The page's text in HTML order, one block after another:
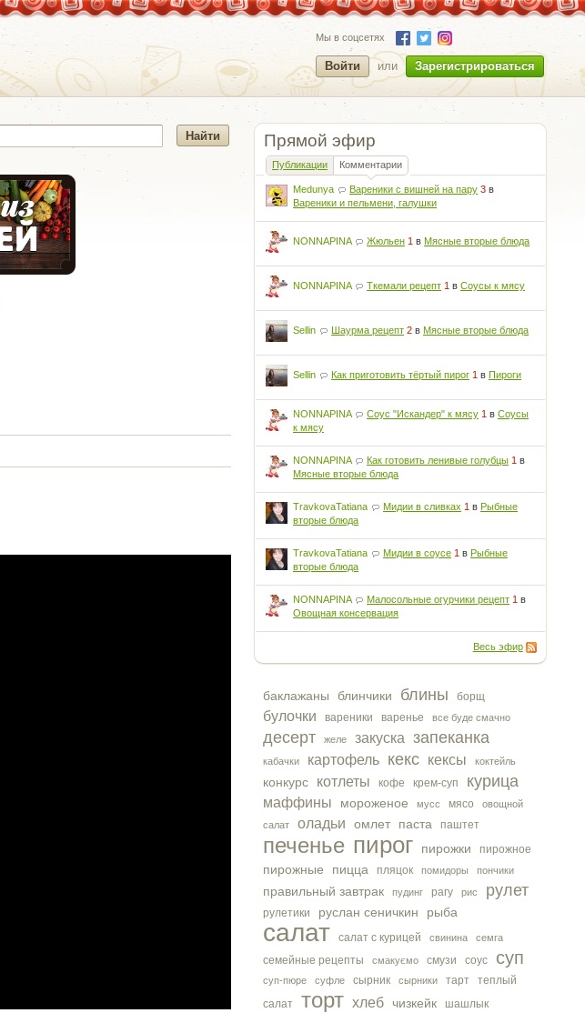
Мы в соцсетях
Войти или Зарегистрироваться
Прямой эфир
Публикации Комментарии
Medunya Вареники с вишней на пару 3 в
Вареники и пельмени, галушки
NONNAPINA Жюльен 1 вМясные вторые блюда
NONNAPINA Ткемали рецепт 1 вСоусы к мясу
Sellin Шаурма рецепт 2 вМясные вторые блюда
Sellin Как приготовить тёртый пирог 1 вПироги
NONNAPINA Соус "Искандер" к мясу 1 вСоусы
к мясу
NONNAPINA Как готовить ленивые голубцы 1 в
Мясные вторые блюда
TravkovaTatiana Мидии в сливках 1 вРыбные
вторые блюда
TravkovaTatiana Мидии в соусе 1 вРыбные
вторые блюда
NONNAPINA Малосольные огурчики рецепт 1 в
Овощная консервация
Весь эфир
баклажаны блинчики блины борщ
булочки вареники варенье все буде смачно
десерт желе закуска запеканка
кабачки картофель кекс кексы коктейль
конкурс котлеты кофе крем-суп курица
маффины мороженое мусс мясо
овощной
салат
оладьи омлет паста паштет
печенье пирог пирожки пирожное
пирожные пицца пляцок помидоры пончики
правильный завтрак пудинг рагу рис рулет
рулетики руслан сеничкин рыба
салат салат с курицей свинина семга
семейные рецепты смакуємо смузи соус суп
суп-пюре суфле сырник сырники тарт
теплый
салат
торт хлеб чизкейк шашлык